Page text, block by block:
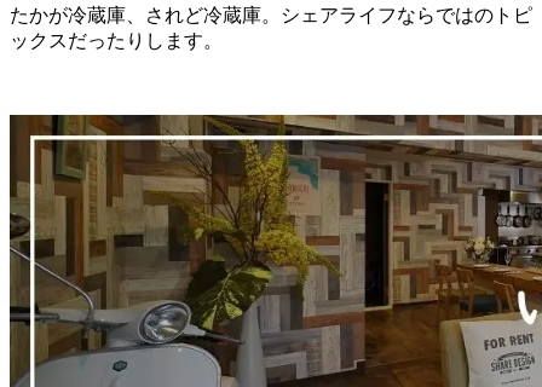
たかが冷蔵庫、されど冷蔵庫。シェアライフならではのトピ
ックスだったりします。